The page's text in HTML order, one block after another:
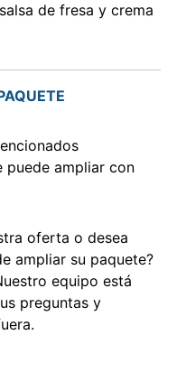
de fresa y crema
puede ampliar con
oferta o desea
ampliar su paquete?
equipo está
preguntas y